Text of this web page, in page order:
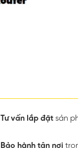
Tư vấn lắp đặt sản
Bảo hành tận nơi